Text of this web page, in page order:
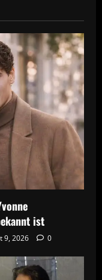
ist
9, 2026 0